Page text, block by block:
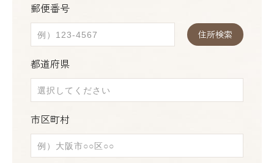
郵便番号
住所検索
都道府県
市区町村